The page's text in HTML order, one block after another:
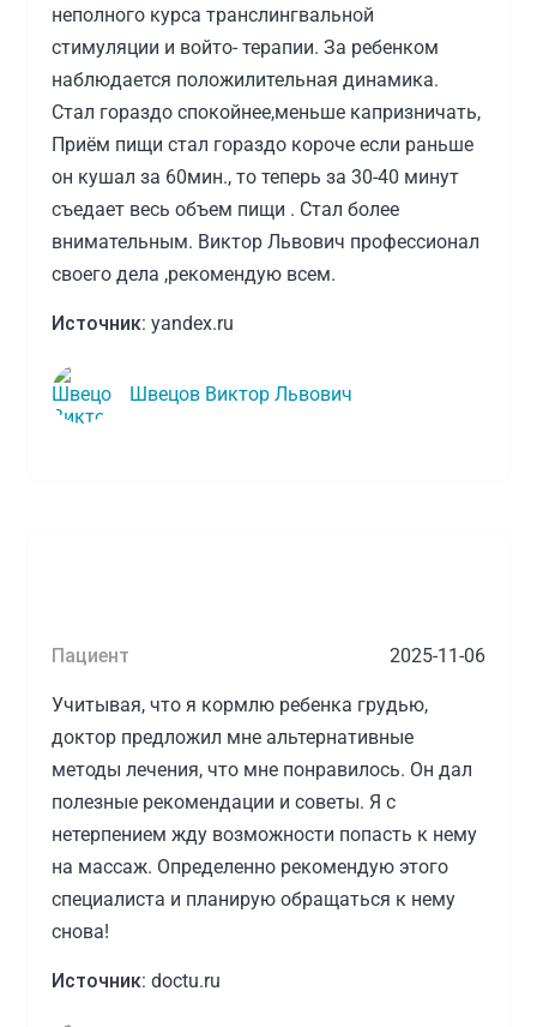
неполного курса транслингвальной
стимуляции и войто- терапии. За ребенком
наблюдается положилительная динамика.
Стал гораздо спокойнее,меньше капризничать,
Приём пищи стал гораздо короче если раньше
он кушал за 60мин., то теперь за 30-40 минут
съедает весь объем пищи . Стал более
внимательным. Виктор Львович профессионал
своего дела ,рекомендую всем.
Источник: yandex.ru
Швецов Виктор Львович
Пациент 2025-11-06
Учитывая, что я кормлю ребенка грудью,
доктор предложил мне альтернативные
методы лечения, что мне понравилось. Он дал
полезные рекомендации и советы. Я с
нетерпением жду возможности попасть к нему
на массаж. Определенно рекомендую этого
специалиста и планирую обращаться к нему
снова!
Источник: doctu.ru